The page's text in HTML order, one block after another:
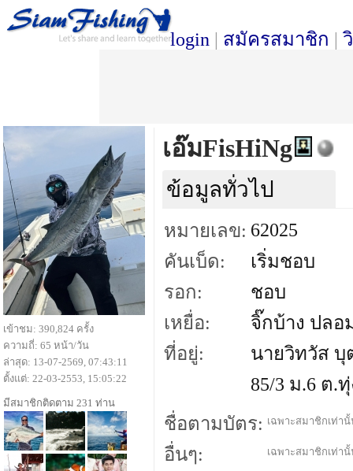
login | สมัครสมาชิก |
เอ๊มFisHiNg
ข้อมูลทั่วไป
หมายเลข: 62025
คันเบ็ด:
เริ่มชอบ
รอก:
ชอบ
เหยื่อ:
จิ๊กบ้าง ปลอ
ที่อยู่:
นายวิทวัส บุ
85/3 ม.6 ต.
ชื่อตามบัตร: เฉพาะสมาชิกเท่า
อื่นๆ: เฉพาะสมาชิกเท่า
เข้าชม: 390,824 ครั้ง
ความถี่: 65 หน้า/วัน
ล่าสุด: 13-07-2569, 07:43:11
ตั้งแต่: 22-03-2553, 15:05:22
มีสมาชิกติดตาม 231 ท่าน